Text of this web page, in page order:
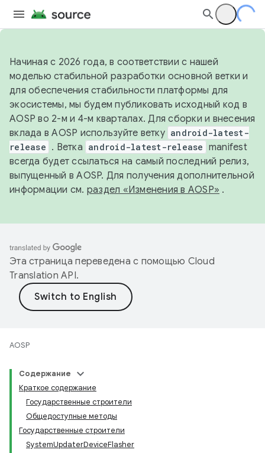
Начиная с 2026 года, в соответствии с нашей
моделью стабильной разработки основной ветки и
для обеспечения стабильности платформы для
экосистемы, мы будем публиковать исходный код в
AOSP во 2-м и 4-м кварталах. Для сборки и внесения
вклада в AOSP используйте ветку android-latest-
release . Ветка android-latest-release manifest
всегда будет ссылаться на самый последний релиз,
выпущенный в AOSP. Для получения дополнительной
информации см. раздел «Изменения в AOSP» .
Эта страница переведена с помощью Cloud
Translation API.
AOSP
Содержание
Краткое содержание
Государственные строители
Общедоступные методы
Государственные строители
SystemUpdaterDeviceFlasher